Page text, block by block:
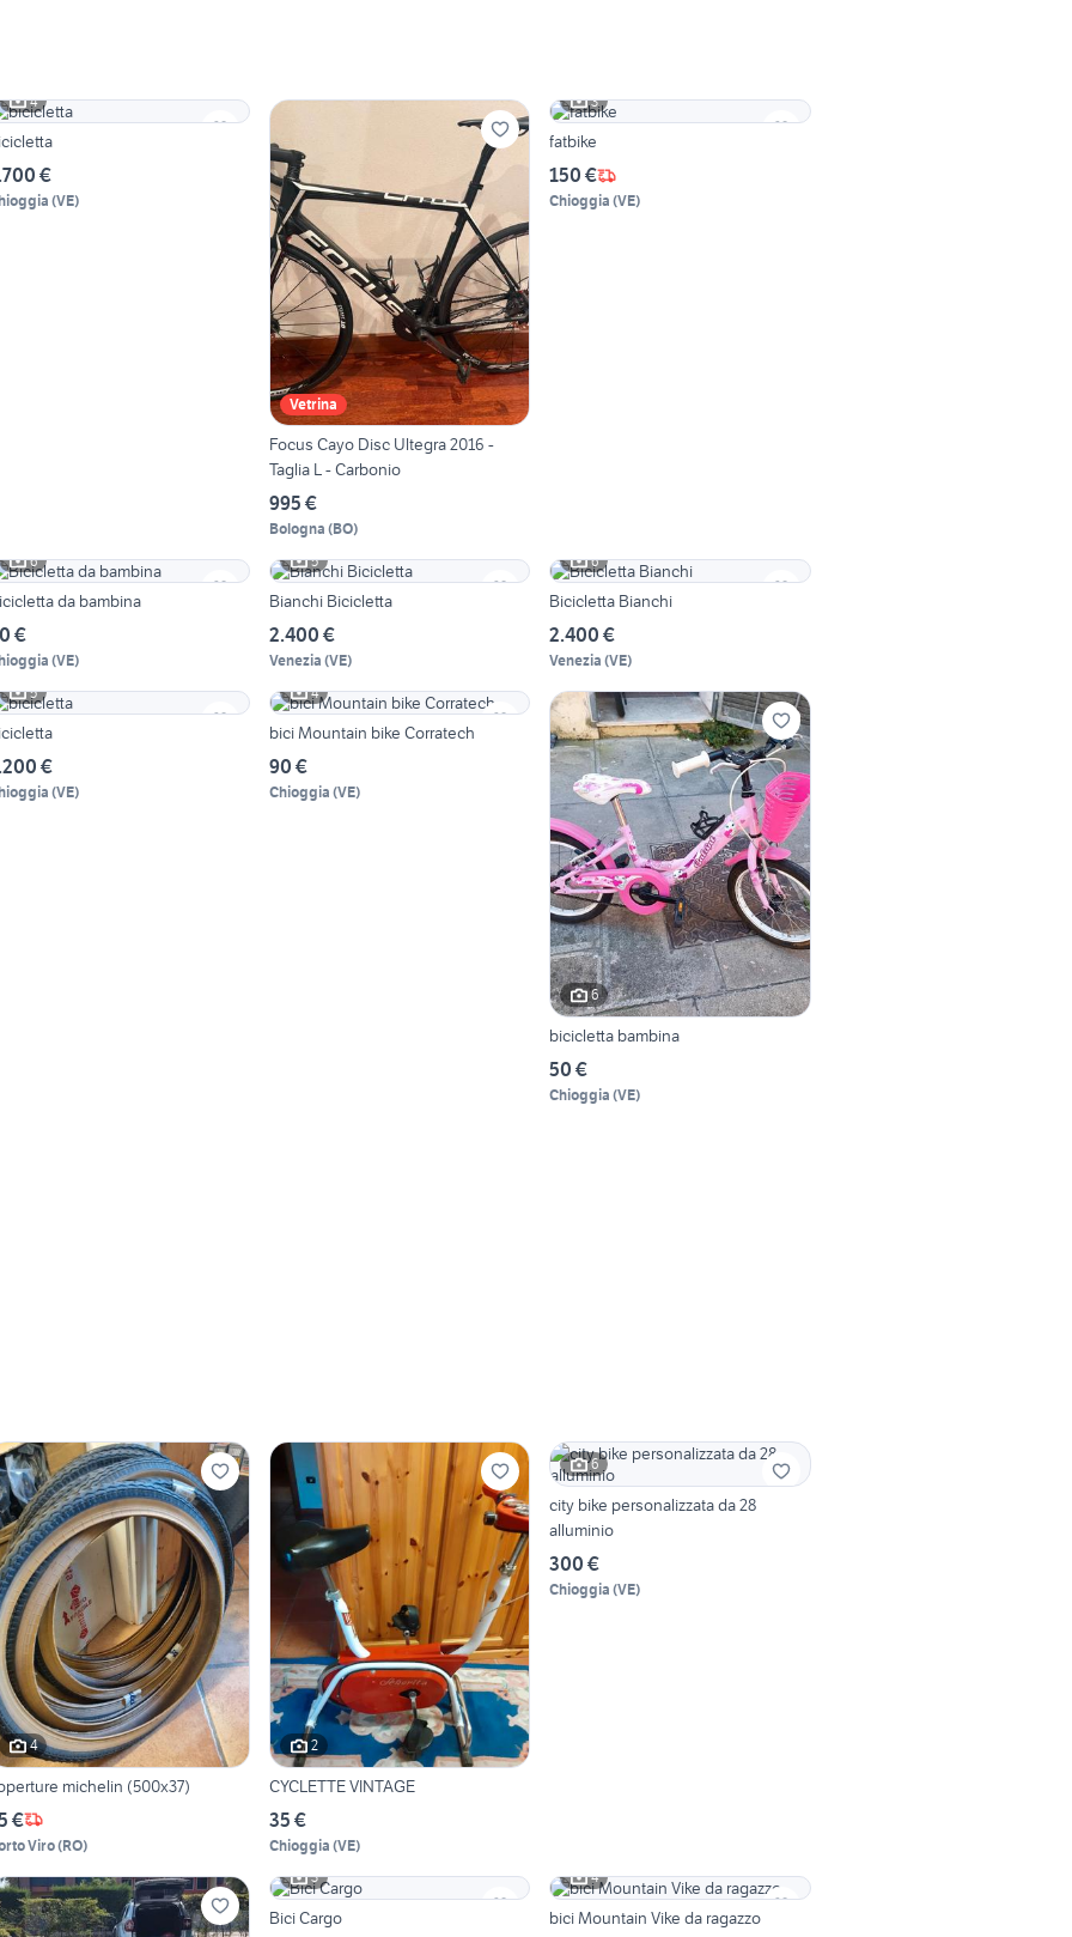
4
€
(VE)
Vetrina
Focus Cayo Disc Ultegra 2016 -
Taglia L - Carbonio
995 €
Bologna (BO)
3
fatbike
150 €
Chioggia (VE)
6
da bambina
€
(VE)
5
Bianchi Bicicletta
2.400 €
Venezia (VE)
6
Bicicletta Bianchi
2.400 €
Venezia (VE)
5
€
(VE)
4
bici Mountain bike Corratech
90 €
Chioggia (VE)
6
bicicletta bambina
50 €
Chioggia (VE)
4
michelin (500x37)
€
Viro(RO)
2
CYCLETTE VINTAGE
35 €
Chioggia (VE)
6
city bike personalizzata da 28
alluminio
300 €
Chioggia (VE)
3
Bici Cargo
4
bici Mountain Vike da ragazzo